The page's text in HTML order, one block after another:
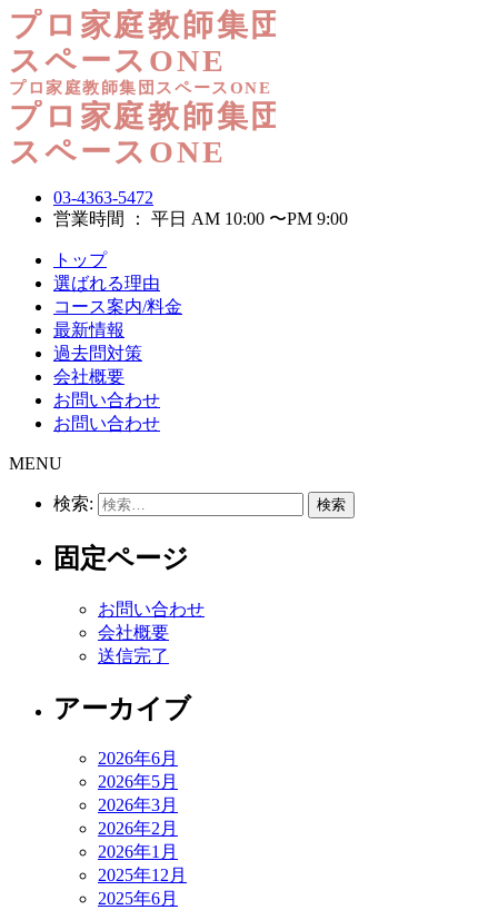
03-4363-5472
営業時間 ： 平日 AM 10:00 〜PM 9:00
トップ
選ばれる理由
コース案内/料金
最新情報
過去問対策
会社概要
お問い合わせ
お問い合わせ
MENU
検索:
固定ページ
お問い合わせ
会社概要
送信完了
アーカイブ
2026年6月
2026年5月
2026年3月
2026年2月
2026年1月
2025年12月
2025年6月